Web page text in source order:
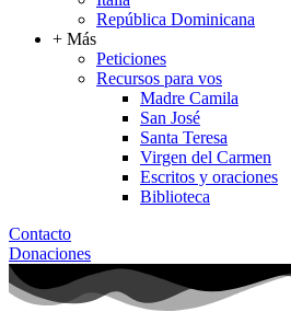
República Dominicana
+ Más
Peticiones
Recursos para vos
Madre Camila
San José
Santa Teresa
Virgen del Carmen
Escritos y oraciones
Biblioteca
Contacto
Donaciones